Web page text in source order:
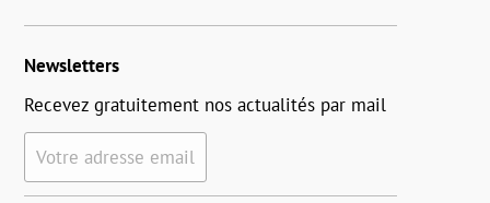
Newsletters
Recevez gratuitement nos actualités par mail
Votre adresse email